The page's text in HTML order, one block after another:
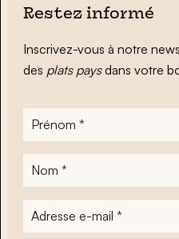
Restez informé
Inscrivez-vous à notre
des plats paysdans votre
Prénom
Nom
Adresse
e-